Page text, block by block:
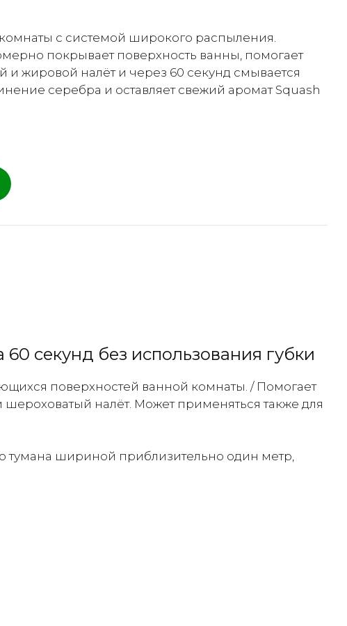
с системой широкого распыления.
покрывает поверхность ванны, помогает
жировой налёт и через 60 секунд смывается
серебра и оставляет свежий аромат Squash
секунд без использования губки
поверхностей ванной комнаты. / Помогает
налёт. Может применяться также для
тумана шириной приблизительно один метр,